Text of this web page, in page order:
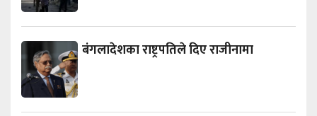
बंगलादेशका राष्ट्रपतिले दिए राजीनामा